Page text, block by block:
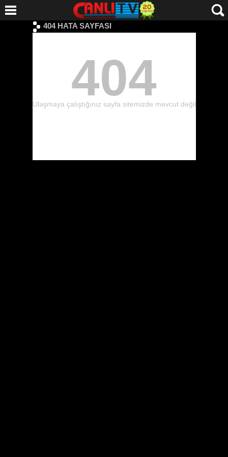
404 HATA SAYFASI
404
Ulaşmaya çalıştığınız sayfa sitemizde mevcut değil